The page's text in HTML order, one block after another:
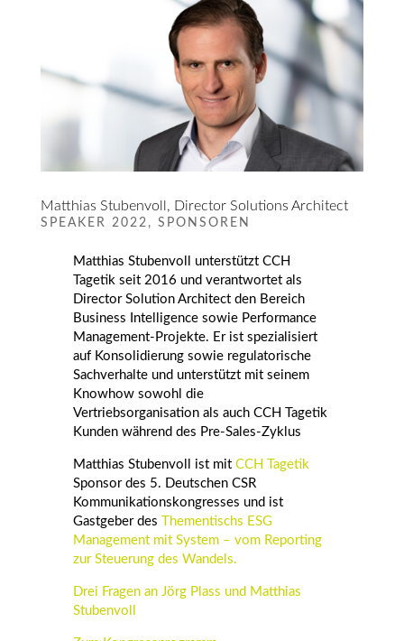
Matthias Stubenvoll, Director Solutions Architect
SPEAKER 2022 , SPONSOREN
Matthias Stubenvoll unterstützt CCH
Tagetik seit 2016 und verantwortet als
Director Solution Architect den Bereich
Business Intelligence sowie Performance
Management-Projekte. Er ist spezialisiert
auf Konsolidierung sowie regulatorische
Sachverhalte und unterstützt mit seinem
Knowhow sowohl die
Vertriebsorganisation als auch CCH Tagetik
Kunden während des Pre-Sales-Zyklus
Matthias Stubenvoll ist mit CCH Tagetik
Sponsor des 5. Deutschen CSR
Kommunikationskongresses und ist
Gastgeber des
Thementischs ESG
Management mit System – vom Reporting
zur Steuerung des Wandels.
Drei Fragen an Jörg Plass und Matthias
Stubenvoll